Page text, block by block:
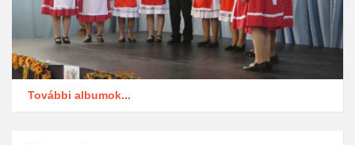
További albumok...